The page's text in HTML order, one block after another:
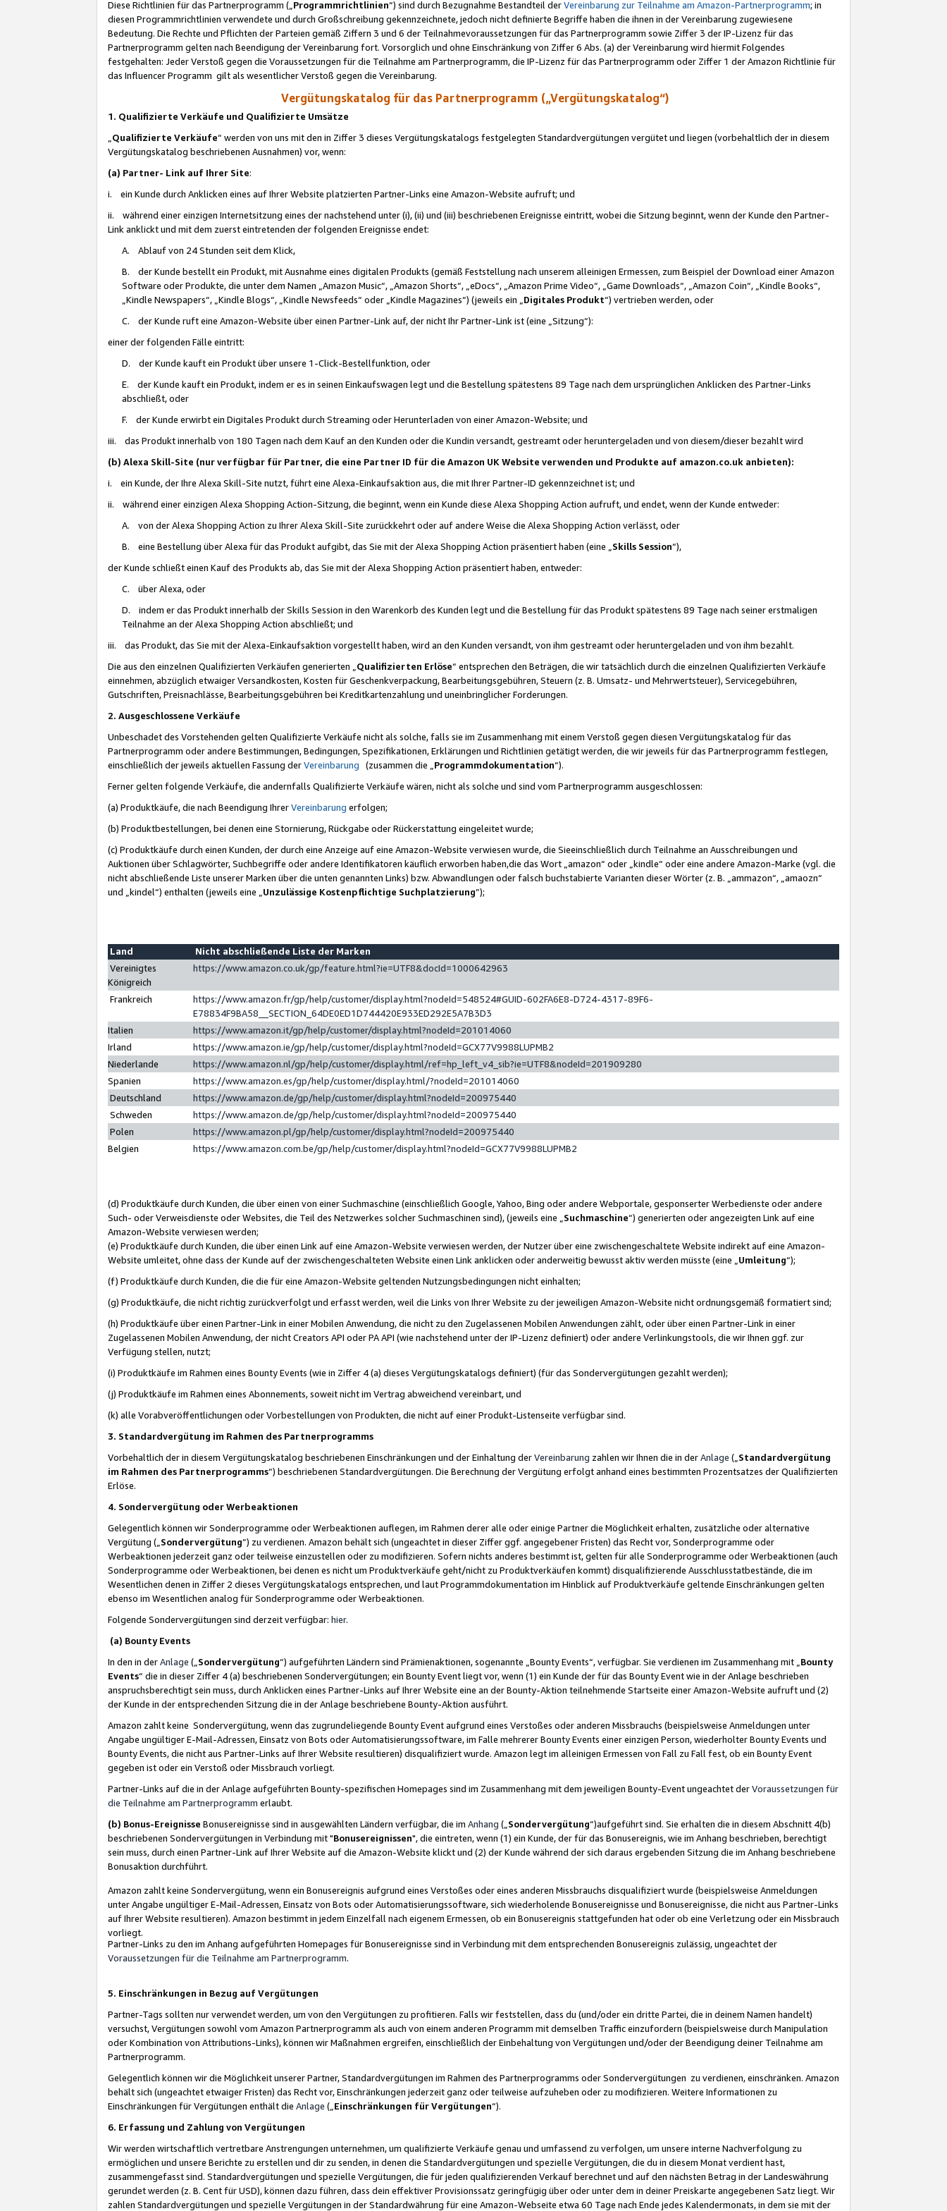
Diese Richtlinien für das Partnerprogramm („Programmrichtlinien“) sind durch Bezugnahme Bestandteil derVereinbarung zur Teilnahme am Amazon-Partnerprogramm; in
diesen Programmrichtlinien verwendete und durch Großschreibung gekennzeichnete, jedoch nicht definierte Begriffe haben die ihnen in der Vereinbarung zugewiesene
Bedeutung. Die Rechte und Pflichten der Parteien gemäß Ziffern 3 und 6 der Teilnahmevoraussetzungen für das Partnerprogramm sowie Ziffer 3 der IP-Lizenz für das
Partnerprogramm gelten nach Beendigung der Vereinbarung fort. Vorsorglich und ohne Einschränkung von Ziffer 6 Abs. (a) der Vereinbarung wird hiermit Folgendes
festgehalten: Jeder Verstoß gegen die Voraussetzungen für die Teilnahme am Partnerprogramm, die IP-Lizenz für das Partnerprogramm oder Ziffer 1 der Amazon Richtlinie für
das Influencer Programm gilt als wesentlicher Verstoß gegen die Vereinbarung.
Vergütungskatalog für das Partnerprogramm („Vergütungskatalog“)
1. Qualifizierte Verkäufe und Qualifizierte Umsätze
Qualifizierte Verkäufe“ werden von uns mit den in Ziffer 3 dieses Vergütungskatalogs festgelegten Standardvergütungen vergütet und liegen (vorbehaltlich der in diesem
Vergütungskatalog beschriebenen Ausnahmen) vor, wenn:
(a) Partner- Link auf Ihrer Site:
i. ein Kunde durch Anklicken eines auf Ihrer Website platzierten Partner-Links eine Amazon-Website aufruft; und
ii. während einer einzigen Internetsitzung eines der nachstehend unter (i), (ii) und (iii) beschriebenen Ereignisse eintritt, wobei die Sitzung beginnt, wenn der Kunde den Partner-
Link anklickt und mit dem zuerst eintretenden der folgenden Ereignisse endet:
A. Ablauf von 24 Stunden seit dem Klick,
B. der Kunde bestellt ein Produkt, mit Ausnahme eines digitalen Produkts (gemäß Feststellung nach unserem alleinigen Ermessen, zum Beispiel der Download einer Amazon
Software oder Produkte, die unter dem Namen „Amazon Music“, „Amazon Shorts“, „eDocs“, „Amazon Prime Video“, „Game Downloads“, „Amazon Coin“, „Kindle Books“,
„Kindle Newspapers“, „Kindle Blogs“, „Kindle Newsfeeds“ oder „Kindle Magazines“) (jeweils ein „ Digitales Produkt“) vertrieben werden, oder
C. der Kunde ruft eine Amazon-Website über einen Partner-Link auf, der nicht Ihr Partner-Link ist (eine „Sitzung“):
einer der folgenden Fälle eintritt:
D. der Kunde kauft ein Produkt über unsere 1-Click-Bestellfunktion, oder
E. der Kunde kauft ein Produkt, indem er es in seinen Einkaufswagen legt und die Bestellung spätestens 89 Tage nach dem ursprünglichen Anklicken des Partner-Links
abschließt, oder
F. der Kunde erwirbt ein Digitales Produkt durch Streaming oder Herunterladen von einer Amazon-Website; und
iii. das Produkt innerhalb von 180 Tagen nach dem Kauf an den Kunden oder die Kundin versandt, gestreamt oder heruntergeladen und von diesem/dieser bezahlt wird
(b) Alexa Skill-Site (nur verfügbar für Partner, die eine Partner ID für die Amazon UK Website verwenden und Produkte auf amazon.co.uk anbieten):
i. ein Kunde, der Ihre Alexa Skill-Site nutzt, führt eine Alexa-Einkaufsaktion aus, die mit Ihrer Partner-ID gekennzeichnet ist; und
ii. während einer einzigen Alexa Shopping Action-Sitzung, die beginnt, wenn ein Kunde diese Alexa Shopping Action aufruft, und endet, wenn der Kunde entweder:
A. von der Alexa Shopping Action zu Ihrer Alexa Skill-Site zurückkehrt oder auf andere Weise die Alexa Shopping Action verlässt, oder
B. eine Bestellung über Alexa für das Produkt aufgibt, das Sie mit der Alexa Shopping Action präsentiert haben (eine „ Skills Session“),
der Kunde schließt einen Kauf des Produkts ab, das Sie mit der Alexa Shopping Action präsentiert haben, entweder:
C. über Alexa, oder
D. indem er das Produkt innerhalb der Skills Session in den Warenkorb des Kunden legt und die Bestellung für das Produkt spätestens 89 Tage nach seiner erstmaligen
Teilnahme an der Alexa Shopping Action abschließt; und
iii. das Produkt, das Sie mit der Alexa-Einkaufsaktion vorgestellt haben, wird an den Kunden versandt, von ihm gestreamt oder heruntergeladen und von ihm bezahlt.
Die aus den einzelnen Qualifizierten Verkäufen generierten „ Qualifizierten Erlöse“ entsprechen den Beträgen, die wir tatsächlich durch die einzelnen Qualifizierten Verkäufe
einnehmen, abzüglich etwaiger Versandkosten, Kosten für Geschenkverpackung, Bearbeitungsgebühren, Steuern (z. B. Umsatz- und Mehrwertsteuer), Servicegebühren,
Gutschriften, Preisnachlässe, Bearbeitungsgebühren bei Kreditkartenzahlung und uneinbringlicher Forderungen.
2. Ausgeschlossene Verkäufe
Unbeschadet des Vorstehenden gelten Qualifizierte Verkäufe nicht als solche, falls sie im Zusammenhang mit einem Verstoß gegen diesen Vergütungskatalog für das
Partnerprogramm oder andere Bestimmungen, Bedingungen, Spezifikationen, Erklärungen und Richtlinien getätigt werden, die wir jeweils für das Partnerprogramm festlegen,
einschließlich der jeweils aktuellen Fassung derVereinbarung (zusammen die „ Programmdokumentation“).
Ferner gelten folgende Verkäufe, die andernfalls Qualifizierte Verkäufe wären, nicht als solche und sind vom Partnerprogramm ausgeschlossen:
(a) Produktkäufe, die nach Beendigung IhrerVereinbarung erfolgen;
(b) Produktbestellungen, bei denen eine Stornierung, Rückgabe oder Rückerstattung eingeleitet wurde;
(c) Produktkäufe durch einen Kunden, der durch eine Anzeige auf eine Amazon-Website verwiesen wurde, die Sieeinschließlich durch Teilnahme an Ausschreibungen und
Auktionen über Schlagwörter, Suchbegriffe oder andere Identifikatoren käuflich erworben haben,die das Wort „amazon“ oder „kindle“ oder eine andere Amazon-Marke (vgl. die
nicht abschließende Liste unserer Marken über die unten genannten Links) bzw. Abwandlungen oder falsch buchstabierte Varianten dieser Wörter (z. B. „ammazon“, „amaozn“
und „kindel“) enthalten (jeweils eine „ Unzulässige Kostenpflichtige Suchplatzierung”);
Land
Nicht abschließende Liste der Marken
Vereinigtes
Königreich
https://www.amazon.co.uk/gp/feature.html?ie=UTF8&docId=1000642963
Frankreich
https://www.amazon.fr/gp/help/customer/display.html?nodeId=548524#GUID-602FA6E8-D724-4317-89F6-
E78834F9BA58__SECTION_64DE0ED1D744420E933ED292E5A7B3D3
Italien
https://www.amazon.it/gp/help/customer/display.html?nodeId=201014060
Irland
https://www.amazon.ie/gp/help/customer/display.html?nodeId=GCX77V9988LUPMB2
Niederlande
https://www.amazon.nl/gp/help/customer/display.html/ref=hp_left_v4_sib?ie=UTF8&nodeId=201909280
Spanien
https://www.amazon.es/gp/help/customer/display.html/?nodeId=201014060
Deutschland
https://www.amazon.de/gp/help/customer/display.html?nodeId=200975440
Schweden
https://www.amazon.de/gp/help/customer/display.html?nodeId=200975440
Polen
https://www.amazon.pl/gp/help/customer/display.html?nodeId=200975440
Belgien
https://www.amazon.com.be/gp/help/customer/display.html?nodeId=GCX77V9988LUPMB2
(d) Produktkäufe durch Kunden, die über einen von einer Suchmaschine (einschließlich Google, Yahoo, Bing oder andere Webportale, gesponserter Werbedienste oder andere
Such- oder Verweisdienste oder Websites, die Teil des Netzwerkes solcher Suchmaschinen sind), (jeweils eine „ Suchmaschine“) generierten oder angezeigten Link auf eine
Amazon-Website verwiesen werden;
(e) Produktkäufe durch Kunden, die über einen Link auf eine Amazon-Website verwiesen werden, der Nutzer über eine zwischengeschaltete Website indirekt auf eine Amazon-
Website umleitet, ohne dass der Kunde auf der zwischengeschalteten Website einen Link anklicken oder anderweitig bewusst aktiv werden müsste (eine „ Umleitung“);
(f) Produktkäufe durch Kunden, die die für eine Amazon-Website geltenden Nutzungsbedingungen nicht einhalten;
(g) Produktkäufe, die nicht richtig zurückverfolgt und erfasst werden, weil die Links von Ihrer Website zu der jeweiligen Amazon-Website nicht ordnungsgemäß formatiert sind;
(h) Produktkäufe über einen Partner-Link in einer Mobilen Anwendung, die nicht zu den Zugelassenen Mobilen Anwendungen zählt, oder über einen Partner-Link in einer
Zugelassenen Mobilen Anwendung, der nicht Creators API oder PA API (wie nachstehend unter der IP-Lizenz definiert) oder andere Verlinkungstools, die wir Ihnen ggf. zur
Verfügung stellen, nutzt;
(i) Produktkäufe im Rahmen eines Bounty Events (wie in Ziffer 4 (a) dieses Vergütungskatalogs definiert) (für das Sondervergütungen gezahlt werden);
(j) Produktkäufe im Rahmen eines Abonnements, soweit nicht im Vertrag abweichend vereinbart, und
(k) alle Vorabveröffentlichungen oder Vorbestellungen von Produkten, die nicht auf einer Produkt-Listenseite verfügbar sind.
3. Standardvergütung im Rahmen des Partnerprogramms
Vorbehaltlich der in diesem Vergütungskatalog beschriebenen Einschränkungen und der Einhaltung derVereinbarung zahlen wir Ihnen die in derAnlage („ Standardvergütung
im Rahmen des Partnerprogramms“) beschriebenen Standardvergütungen. Die Berechnung der Vergütung erfolgt anhand eines bestimmten Prozentsatzes der Qualifizierten
Erlöse.
4. Sondervergütung oder Werbeaktionen
Gelegentlich können wir Sonderprogramme oder Werbeaktionen auflegen, im Rahmen derer alle oder einige Partner die Möglichkeit erhalten, zusätzliche oder alternative
Vergütung („ Sondervergütung”) zu verdienen. Amazon behält sich (ungeachtet in dieser Ziffer ggf. angegebener Fristen) das Recht vor, Sonderprogramme oder
Werbeaktionen jederzeit ganz oder teilweise einzustellen oder zu modifizieren. Sofern nichts anderes bestimmt ist, gelten für alle Sonderprogramme oder Werbeaktionen (auch
Sonderprogramme oder Werbeaktionen, bei denen es nicht um Produktverkäufe geht/nicht zu Produktverkäufen kommt) disqualifizierende Ausschlusstatbestände, die im
Wesentlichen denen in Ziffer 2 dieses Vergütungskatalogs entsprechen, und laut Programmdokumentation im Hinblick auf Produktverkäufe geltende Einschränkungen gelten
ebenso im Wesentlichen analog für Sonderprogramme oder Werbeaktionen.
Folgende Sondervergütungen sind derzeit verfügbar: hier.
(a) Bounty Events
In den in derAnlage („ Sondervergütung“) aufgeführten Ländern sind Prämienaktionen, sogenannte „Bounty Events“, verfügbar. Sie verdienen im Zusammenhang mit „ Bounty
Events“ die in dieser Ziffer 4 (a) beschriebenen Sondervergütungen; ein Bounty Event liegt vor, wenn (1) ein Kunde der für das Bounty Event wie in der Anlage beschrieben
anspruchsberechtigt sein muss, durch Anklicken eines Partner-Links auf Ihrer Website eine an der Bounty-Aktion teilnehmende Startseite einer Amazon-Website aufruft und (2)
der Kunde in der entsprechenden Sitzung die in der Anlage beschriebene Bounty-Aktion ausführt.
Amazon zahlt keine Sondervergütung, wenn das zugrundeliegende Bounty Event aufgrund eines Verstoßes oder anderen Missbrauchs (beispielsweise Anmeldungen unter
Angabe ungültiger E-Mail-Adressen, Einsatz von Bots oder Automatisierungssoftware, im Falle mehrerer Bounty Events einer einzigen Person, wiederholter Bounty Events und
Bounty Events, die nicht aus Partner-Links auf Ihrer Website resultieren) disqualifiziert wurde. Amazon legt im alleinigen Ermessen von Fall zu Fall fest, ob ein Bounty Event
gegeben ist oder ein Verstoß oder Missbrauch vorliegt.
Partner-Links auf die in der Anlage aufgeführten Bounty-spezifischen Homepages sind im Zusammenhang mit dem jeweiligen Bounty-Event ungeachtet derVoraussetzungen für
die Teilnahme am Partnerprogramm erlaubt.
(b) Bonus-Ereignisse Bonusereignisse sind in ausgewählten Ländern verfügbar, die im Anhang („ Sondervergütung“)aufgeführt sind. Sie erhalten die in diesem Abschnitt 4(b)
beschriebenen Sondervergütungen in Verbindung mit "Bonusereignissen", die eintreten, wenn (1) ein Kunde, der für das Bonusereignis, wie im Anhang beschrieben, berechtigt
sein muss, durch einen Partner-Link auf Ihrer Website auf die Amazon-Website klickt und (2) der Kunde während der sich daraus ergebenden Sitzung die im Anhang beschriebene
Bonusaktion durchführt.
Amazon zahlt keine Sondervergütung, wenn ein Bonusereignis aufgrund eines Verstoßes oder eines anderen Missbrauchs disqualifiziert wurde (beispielsweise Anmeldungen
unter Angabe ungültiger E-Mail-Adressen, Einsatz von Bots oder Automatisierungssoftware, sich wiederholende Bonusereignisse und Bonusereignisse, die nicht aus Partner-Links
auf Ihrer Website resultieren). Amazon bestimmt in jedem Einzelfall nach eigenem Ermessen, ob ein Bonusereignis stattgefunden hat oder ob eine Verletzung oder ein Missbrauch
vorliegt.
Partner-Links zu den im Anhang aufgeführten Homepages für Bonusereignisse sind in Verbindung mit dem entsprechenden Bonusereignis zulässig, ungeachtet der
Voraussetzungen für die Teilnahme am Partnerprogramm.
5. Einschränkungen in Bezug auf Vergütungen
Partner-Tags sollten nur verwendet werden, um von den Vergütungen zu profitieren. Falls wir feststellen, dass du (und/oder ein dritte Partei, die in deinem Namen handelt)
versuchst, Vergütungen sowohl vom Amazon Partnerprogramm als auch von einem anderen Programm mit demselben Traffic einzufordern (beispielsweise durch Manipulation
oder Kombination von Attributions-Links), können wir Maßnahmen ergreifen, einschließlich der Einbehaltung von Vergütungen und/oder der Beendigung deiner Teilnahme am
Partnerprogramm.
Gelegentlich können wir die Möglichkeit unserer Partner, Standardvergütungen im Rahmen des Partnerprogramms oder Sondervergütungen zu verdienen, einschränken. Amazon
behält sich (ungeachtet etwaiger Fristen) das Recht vor, Einschränkungen jederzeit ganz oder teilweise aufzuheben oder zu modifizieren. Weitere Informationen zu
Einschränkungen für Vergütungen enthält die Anlage („ Einschränkungen für Vergütungen“).
6. Erfassung und Zahlung von Vergütungen
Wir werden wirtschaftlich vertretbare Anstrengungen unternehmen, um qualifizierte Verkäufe genau und umfassend zu verfolgen, um unsere interne Nachverfolgung zu
ermöglichen und unsere Berichte zu erstellen und dir zu senden, in denen die Standardvergütungen und spezielle Vergütungen, die du in diesem Monat verdient hast,
zusammengefasst sind. Standardvergütungen und spezielle Vergütungen, die für jeden qualifizierenden Verkauf berechnet und auf den nächsten Betrag in der Landeswährung
gerundet werden (z. B. Cent für USD), können dazu führen, dass dein effektiver Provisionssatz geringfügig über oder unter dem in deiner Preiskarte angegebenen Satz liegt. Wir
zahlen Standardvergütungen und spezielle Vergütungen in der Standardwährung für eine Amazon-Webseite etwa 60 Tage nach Ende jedes Kalendermonats, in dem sie mit der